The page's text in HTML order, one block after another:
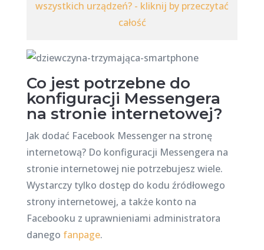
wszystkich urządzeń? - kliknij by przeczytać
całość
Co jest potrzebne do
konfiguracji Messengera
na stronie internetowej?
Jak dodać Facebook Messenger na stronę
internetową? Do konfiguracji Messengera na
stronie internetowej nie potrzebujesz wiele.
Wystarczy tylko dostęp do kodu źródłowego
strony internetowej, a także konto na
Facebooku z uprawnieniami administratora
danego fanpage.